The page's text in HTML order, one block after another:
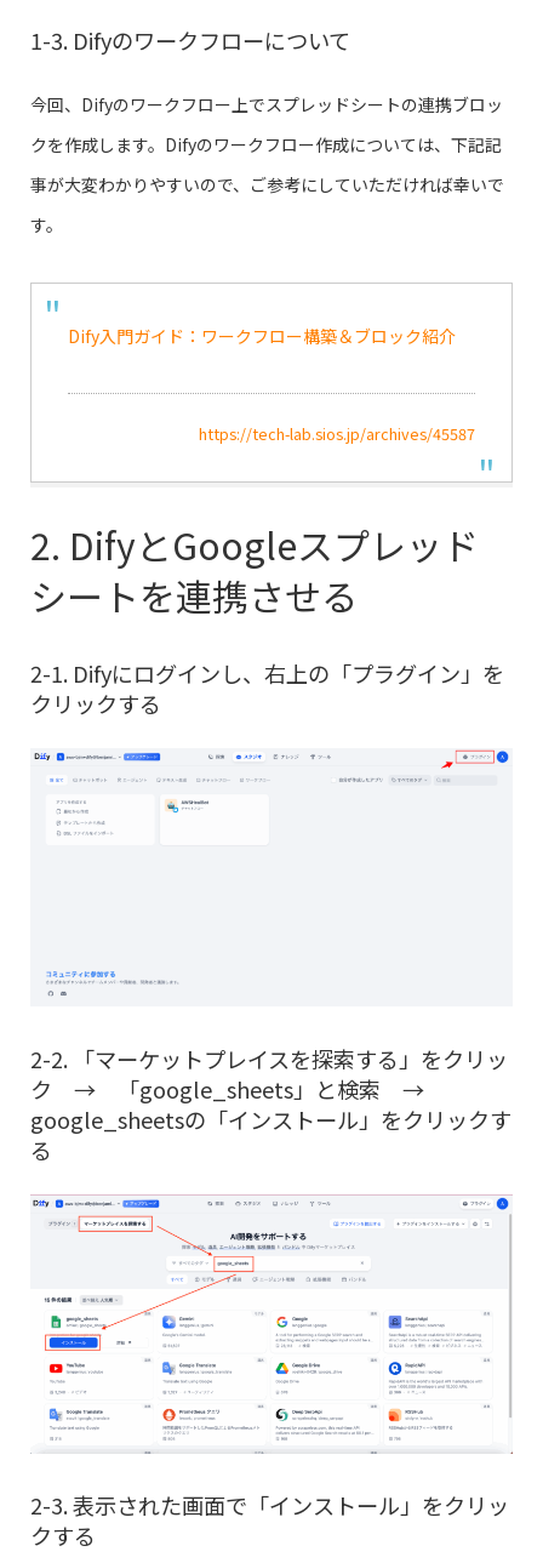
1-3. Difyのワークフローについて
今回、Difyのワークフロー上でスプレッドシートの連携ブロッ
クを作成します。Difyのワークフロー作成については、下記記
事が大変わかりやすいので、ご参考にしていただければ幸いで
す。
Dify入門ガイド：ワークフロー構築＆ブロック紹介
https://tech-lab.sios.jp/archives/45587
2. DifyとGoogleスプレッド
シートを連携させる
2-1. Difyにログインし、右上の「プラグイン」を
クリックする
2-2. 「マーケットプレイスを探索する」をクリッ
ク → 「google_sheets」と検索 →
google_sheetsの「インストール」をクリックす
る
2-3. 表示された画面で「インストール」をクリッ
クする